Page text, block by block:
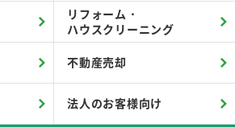
リフォーム・
ハウスクリーニング
不動産売却
法人のお客様向け